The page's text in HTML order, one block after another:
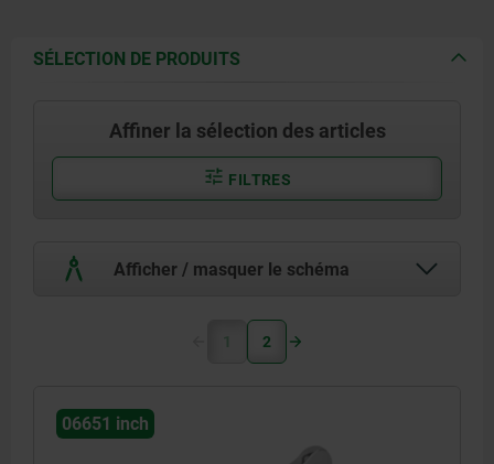
SÉLECTION DE PRODUITS
Affiner la sélection des articles
FILTRES
Afficher / masquer le schéma
1 2
06651 inch